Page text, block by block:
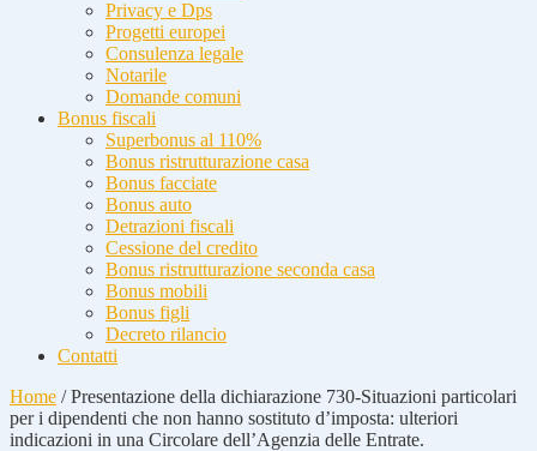
Privacy e Dps
Progetti europei
Consulenza legale
Notarile
Domande comuni
Bonus fiscali
Superbonus al 110%
Bonus ristrutturazione casa
Bonus facciate
Bonus auto
Detrazioni fiscali
Cessione del credito
Bonus ristrutturazione seconda casa
Bonus mobili
Bonus figli
Decreto rilancio
Contatti
Home /Presentazione della dichiarazione 730-Situazioni particolari
per i dipendenti che non hanno sostituto d’imposta: ulteriori
indicazioni in una Circolare dell’Agenzia delle Entrate.